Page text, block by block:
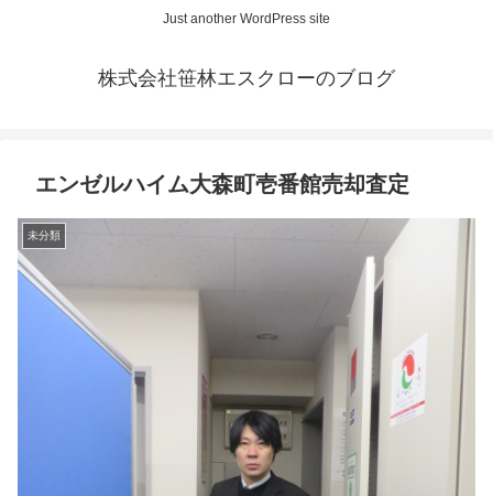
Just another WordPress site
株式会社笹林エスクローのブログ
エンゼルハイム大森町壱番館売却査定
未分類